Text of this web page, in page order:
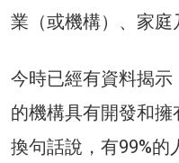
業（或機構）、家庭
今時已經有資料揭示
的機構具有開發和擁
換句話說，有99%的